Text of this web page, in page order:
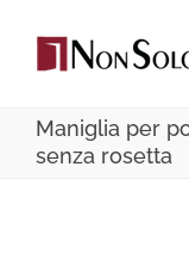
contenuto
Maniglia per
senza rosetta